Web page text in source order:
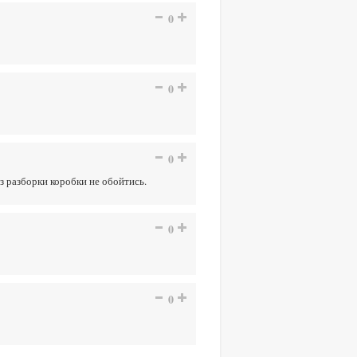
0
0
0
разборки коробки не обойтись.
0
0